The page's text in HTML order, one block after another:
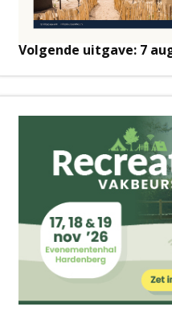
Volgende uitgave: 7